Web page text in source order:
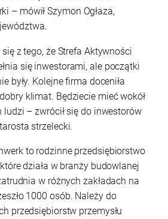
– mówił Szymon Ogłaza,
z tego, że Strefa Aktywności
się inwestorami, ale początki
były. Kolejne firma doceniła
klimat. Będziecie mieć wokół
ludzi – zwrócił się do inwestorów
strzelecki.
to rodzinne przedsiębiorstwo
działa w branży budowlanej
w różnych zakładach na
1000 osób. Należy do
przedsiębiorstw przemysłu